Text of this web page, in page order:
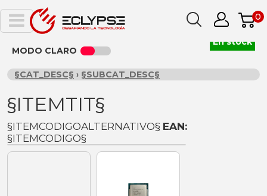
0
MODO CLARO
§CAT_DESC§ › §SUBCAT_DESC§
§ITEMTIT§
§ITEMCODIGOALTERNATIVO§ EAN:
§ITEMCODIGO§
En stock